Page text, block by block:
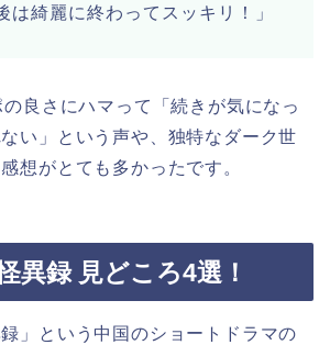
は綺麗に終わってスッキリ！」
良さにハマって「続きが気になっ
い」という声や、独特なダーク世
想がとても多かったです。
異録 見どころ4選！
」という中国 のショートドラマの